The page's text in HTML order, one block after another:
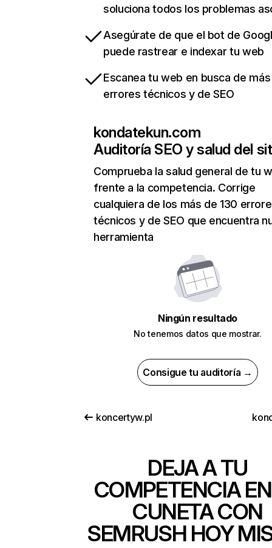
soluciona todos los problemas
Asegúrate de que el bot de
puede rastrear e indexar tu web
Escanea tu web en busca de
errores técnicos y de SEO
kondatekun.com
Auditoría SEO y salud del
Comprueba la salud general de tu
frente a la competencia. Corrige
cualquiera de los más de 130
técnicos y de SEO que encuentra
herramienta
Ningún resultado
No tenemos datos que mostrar.
Consigue tu auditoría →
koncertyw.pl
DEJA A TU
COMPETENCIA
CUNETA CON
SEMRUSH HOY